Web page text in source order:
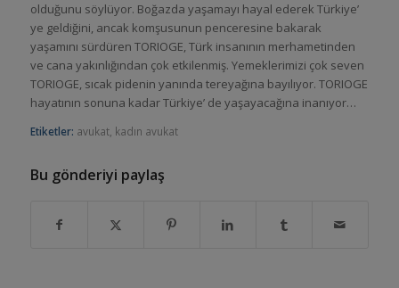
olduğunu söylüyor. Boğazda yaşamayı hayal ederek Türkiye’
ye geldiğini, ancak komşusunun penceresine bakarak
yaşamını sürdüren TORIOGE, Türk insanının merhametinden
ve cana yakınlığından çok etkilenmiş. Yemeklerimizi çok seven
TORIOGE, sıcak pidenin yanında tereyağına bayılıyor. TORIOGE
hayatının sonuna kadar Türkiye’ de yaşayacağına inanıyor…
Etiketler: avukat, kadın avukat
Bu gönderiyi paylaş